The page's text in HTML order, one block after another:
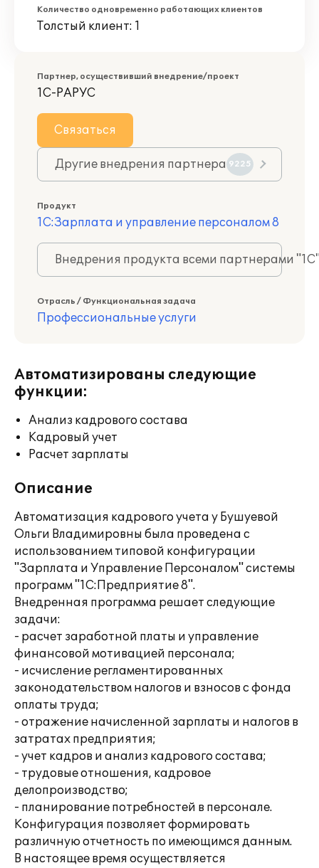
Количество одновременно работающих клиентов
Толстый клиент: 1
Партнер, осуществивший внедрение/проект
1С-РАРУС
Связаться
Другие внедрения партнера 9225
Продукт
1С:Зарплата и управление персоналом 8
Внедрения продукта всеми партнерами
Отрасль / Функциональная задача
Профессиональные услуги
Автоматизированы следующие
функции:
Анализ кадрового состава
Кадровый учет
Расчет зарплаты
Описание
Автоматизация кадрового учета у Бушуевой
Ольги Владимировны была проведена с
использованием типовой конфигурации
"Зарплата и Управление Персоналом" системы
программ "1С:Предприятие 8".
Внедренная программа решает следующие
задачи:
- расчет заработной платы и управление
финансовой мотивацией персонала;
- исчисление регламентированных
законодательством налогов и взносов с фонда
оплаты труда;
- отражение начисленной зарплаты и налогов в
затратах предприятия;
- учет кадров и анализ кадрового состава;
- трудовые отношения, кадровое
делопроизводство;
- планирование потребностей в персонале.
Конфигурация позволяет формировать
различную отчетность по имеющимся данным.
В настоящее время осуществляется